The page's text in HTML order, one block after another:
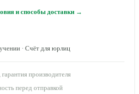
и способы доставки →
· Счёт для юрлиц
производителя
перед отправкой